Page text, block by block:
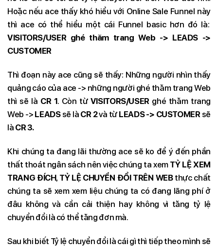
Hoặc nếu ace thấy khó hiểu với Online Sale Funnel này
thì ace có thể hiểu một cái Funnel basic hơn đó là:
VISITORS/USER ghé thăm trang Web -> LEADS ->
CUSTOMER
Thì đoạn này ace cũng sẽ thấy: Những người nhìn thấy
quảng cáo của ace -> những người ghé thăm trang Web
thì sẽ là CR 1. Còn từ VISITORS/USER ghé thăm trang
Web -> LEADSsẽ là CR 2và từ LEADS -> CUSTOMER sẽ
là CR 3.
Khi chúng ta đang lãi thường ace sẽ ko để ý đến phần
thất thoát ngân sách nên việc chúng ta xem TỶ LỆ XEM
TRANG ĐÍCH, TỶ LỆ CHUYỂN ĐỔI TRÊN WEBthực chất
chúng ta sẽ xem xem liệu chúng ta có đang lãng phí ở
đâu không và cần cải thiện hay không vì tăng tỷ lệ
chuyển đổi là có thể tăng đơn mà.
Sau khi biết Tỷ lệ chuyển đổi là cái gì thì tiếp theo mình sẽ